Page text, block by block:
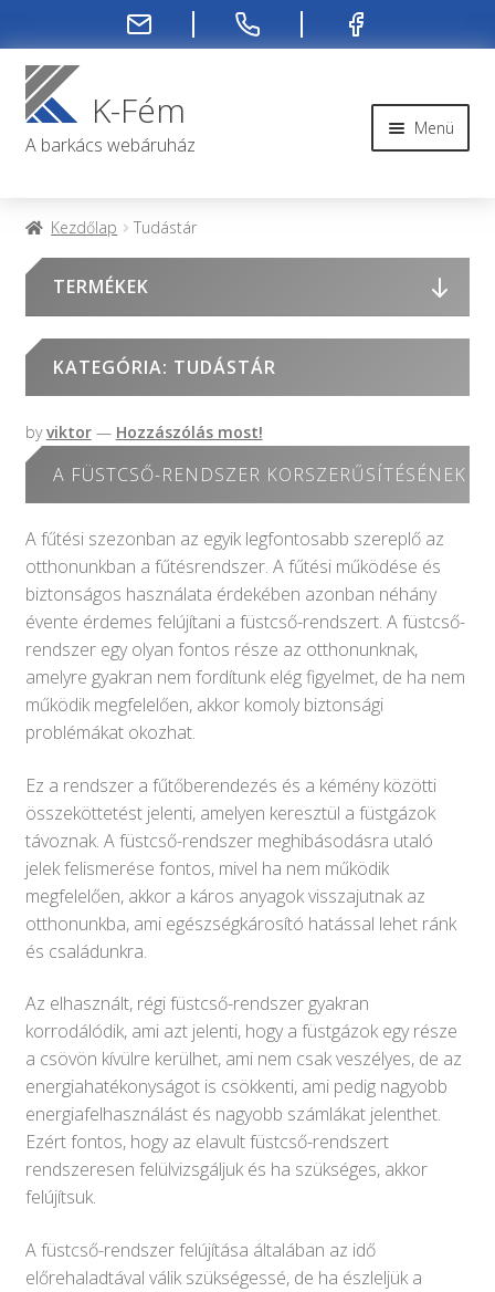
Ugrás
a
navigációhoz
Kilépés
a
tartalombaK-Fém
A barkács webáruház
Menü
Kapcsolat
Rendelés menete
Rólunk
Fiókom
Keresés
következőre:
Keresés
Kezdőlap Tudástár
KATEGÓRIA: TUDÁSTÁR
byviktor — Hozzászólás most!
A FÜSTCSŐ-RENDSZER KORSZERŰSÍTÉSÉNEK
A fűtési szezonban az egyik legfontosabb szereplő az
otthonunkban a fűtésrendszer. A fűtési működése és
biztonságos használata érdekében azonban néhány
évente érdemes felújítani a füstcső-rendszert. A füstcső-
rendszer egy olyan fontos része az otthonunknak,
amelyre gyakran nem fordítunk elég figyelmet, de ha nem
működik megfelelően, akkor komoly biztonsági
problémákat okozhat.
Ez a rendszer a fűtőberendezés és a kémény közötti
összeköttetést jelenti, amelyen keresztül a füstgázok
távoznak. A füstcső-rendszer meghibásodásra utaló
jelek felismerése fontos, mivel ha nem működik
megfelelően, akkor a káros anyagok visszajutnak az
otthonunkba, ami egészségkárosító hatással lehet ránk
és családunkra.
Az elhasznált, régi füstcső-rendszer gyakran
korrodálódik, ami azt jelenti, hogy a füstgázok egy része
a csövön kívülre kerülhet, ami nem csak veszélyes, de az
energiahatékonyságot is csökkenti, ami pedig nagyobb
energiafelhasználást és nagyobb számlákat jelenthet.
Ezért fontos, hogy az elavult füstcső-rendszert
rendszeresen felülvizsgáljuk és ha szükséges, akkor
felújítsuk.
A füstcső-rendszer felújítása általában az idő
előrehaladtával válik szükségessé, de ha észleljük a
TERMÉKEK